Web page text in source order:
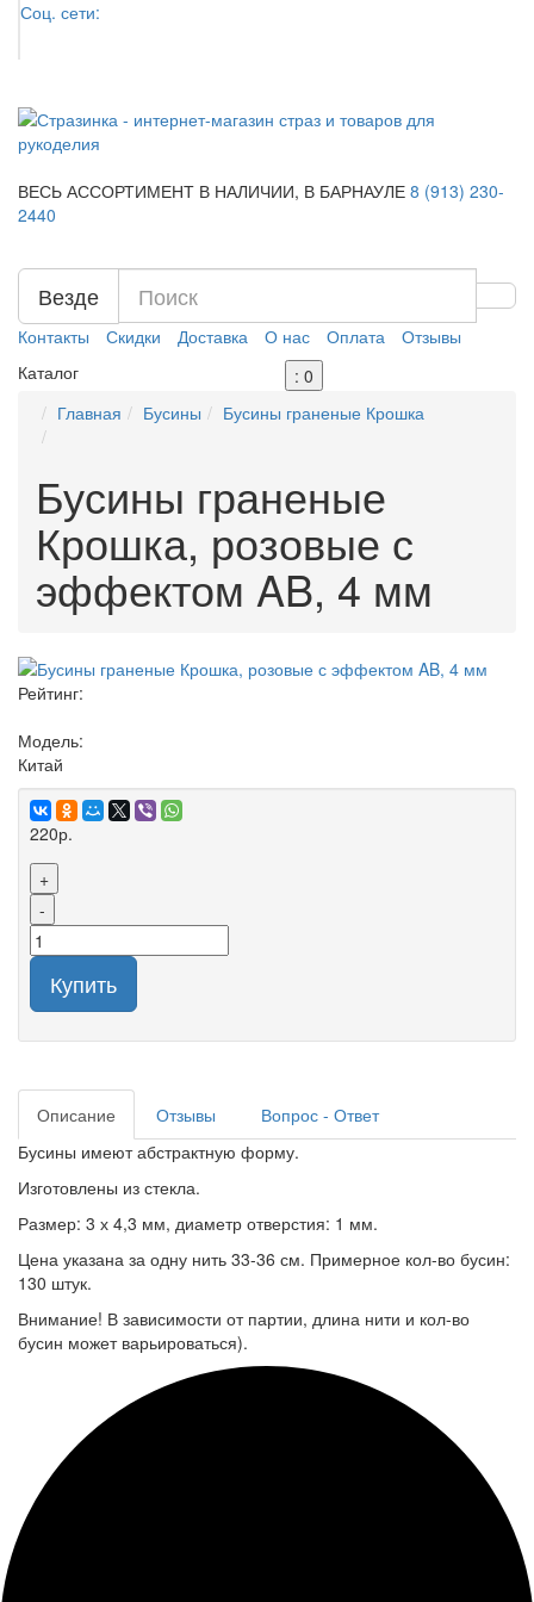
Соц. сети:
ВЕСЬ АССОРТИМЕНТ В НАЛИЧИИ, В БАРНАУЛЕ 8 (913) 230-
2440
Везде
Контакты Скидки Доставка О нас Оплата
Отзывы
Каталог
: 0
Главная
Бусины Бусины граненые Крошка
Бусины граненые
Крошка, розовые с
эффектом AB, 4 мм
Рейтинг:
Модель:
Китай
220р.
+
-
Купить
Описание Отзывы
Вопрос - Ответ
Бусины имеют абстрактную форму.
Изготовлены из стекла.
Размер: 3 х 4,3 мм, диаметр отверстия: 1 мм.
Цена указана за одну нить 33-36 см. Примерное кол-во бусин:
130 штук.
Внимание! В зависимости от партии, длина нити и кол-во
бусин может варьироваться).